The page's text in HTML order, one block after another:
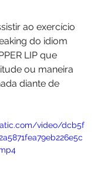
ao exercício
do idiom
LIP que
ou maneira
diante de
video/dcb5f